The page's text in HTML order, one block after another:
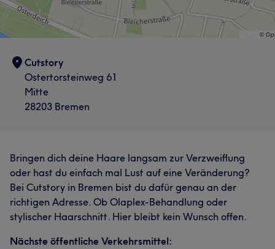
Cutstory
Ostertorsteinweg 61
Mitte
28203 Bremen
Bringen dich deine Haare langsam zur Verzweiflung
oder hast du einfach mal Lust auf eine Veränderung?
Bei Cutstory in Bremen bist du dafür genau an der
richtigen Adresse. Ob Olaplex-Behandlung oder
stylischer Haarschnitt. Hier bleibt kein Wunsch offen.
Nächste öffentliche Verkehrsmittel: